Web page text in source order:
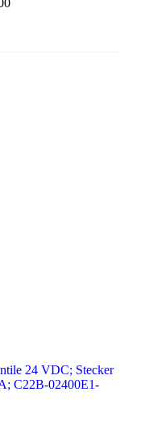
24 VDC; Stecker
C22B-02400E1-